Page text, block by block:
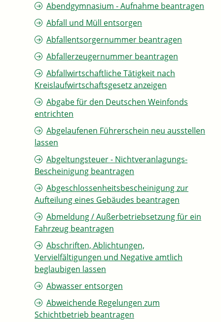
Abendgymnasium - Aufnahme beantragen
Abfall und Müll entsorgen
Abfallentsorgernummer beantragen
Abfallerzeugernummer beantragen
Abfallwirtschaftliche Tätigkeit nach
Kreislaufwirtschaftsgesetz anzeigen
Abgabe für den Deutschen Weinfonds
entrichten
Abgelaufenen Führerschein neu ausstellen
lassen
Abgeltungsteuer - Nichtveranlagungs-
Bescheinigung beantragen
Abgeschlossenheitsbescheinigung zur
Aufteilung eines Gebäudes beantragen
Abmeldung / Außerbetriebsetzung für ein
Fahrzeug beantragen
Abschriften, Ablichtungen,
Vervielfältigungen und Negative amtlich
beglaubigen lassen
Abwasser entsorgen
Abweichende Regelungen zum
Schichtbetrieb beantragen